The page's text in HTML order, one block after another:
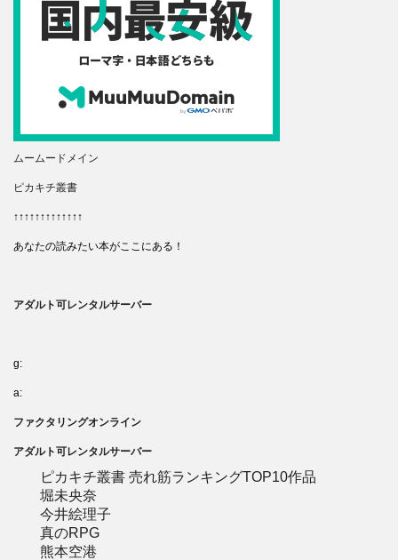
ムームードメイン
ピカキチ叢書
↑↑↑↑↑↑↑↑↑↑↑↑↑
あなたの読みたい本がここにある！
アダルト可レンタルサーバー
g:
a:
ファクタリングオンライン
アダルト可レンタルサーバー
ピカキチ叢書 売れ筋ランキングTOP10作品
堀未央奈
今井絵理子
真のRPG
熊本空港